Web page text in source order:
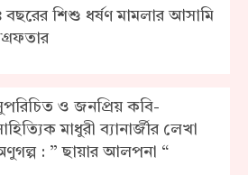
বছরের শিশু ধর্ষণ মামলার আসামি
ও জনপ্রিয় কবি-
মাধুরী ব্যানার্জীর লেখা
: ” ছায়ার আলপনা “